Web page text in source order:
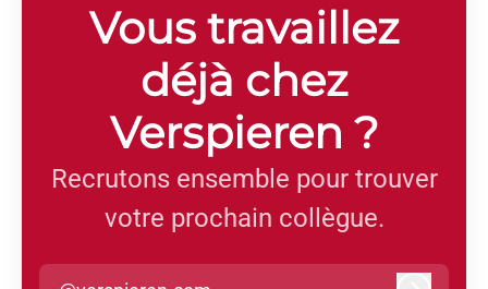
Vous travaillez
déjà chez
Verspieren ?
Recrutons ensemble pour trouver
votre prochain collègue.